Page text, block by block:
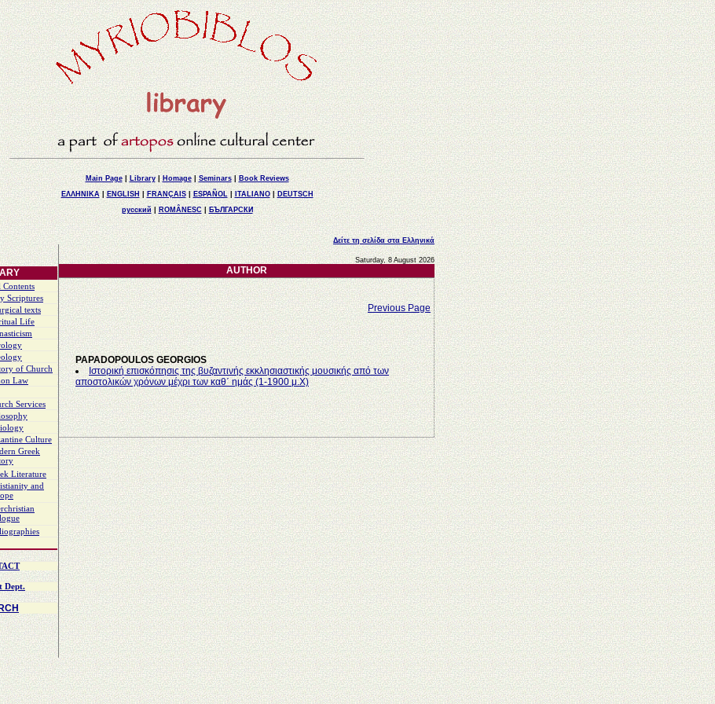
Main Page|Library|Homage|Seminars|Book Reviews
ΕΛΛΗΝΙΚΑ|ENGLISH| FRANÇAIS|ESPAÑOL| ITALIANO|DEUTSCH
русский| ROMÂNESC |БЪЛГАРСКИ
Δείτε τη σελίδα στα Ελληνικά
Contents
Scriptures
texts
Life
of Church
Law
Services
Culture
Greek
Literature
and
Dept.
Saturday, 8 August 2026
AUTHOR
Previous Page
PAPADOPOULOS GEORGIOS
Ιστορική επισκόπησις της βυζαντινής εκκλησιαστικής μουσικής από των
αποστολικών χρόνων μέχρι των καθ΄ ημάς (1-1900 μ.Χ)